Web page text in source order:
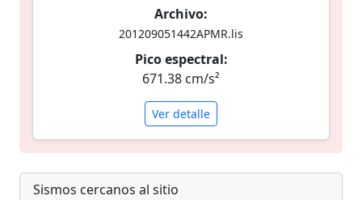
Archivo:
201209051442APMR.lis
Pico espectral:
671.38 cm/s²
Ver detalle
Sismos cercanos al sitio